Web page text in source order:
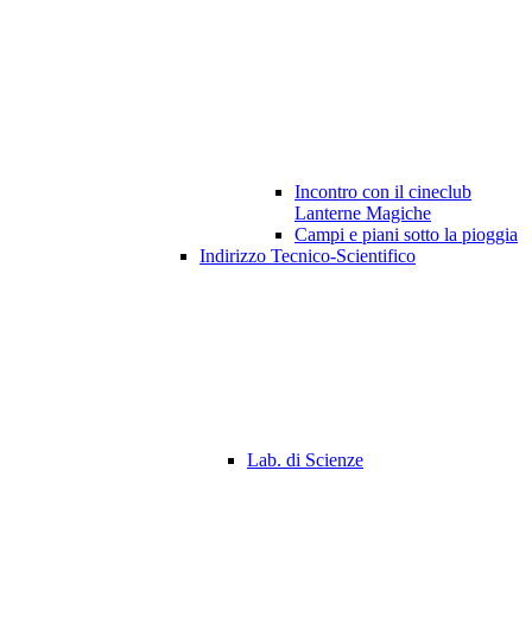
Incontro con il cineclub
Lanterne Magiche
Campi e piani sotto la pioggia
Indirizzo Tecnico-Scientifico
Lab. di Scienze